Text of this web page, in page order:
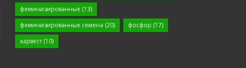
феминизированные (13)
феминизированные семена (20) фосфор (17)
харвест (10)